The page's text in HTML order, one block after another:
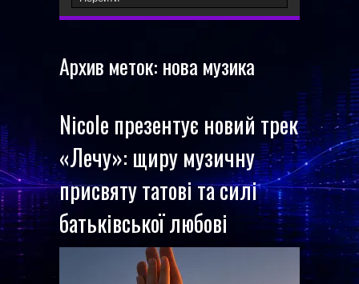
Архив меток: нова музика
Nicole презентує новий трек
«Лечу»: щиру музичну
присвяту татові та силі
батьківської любові